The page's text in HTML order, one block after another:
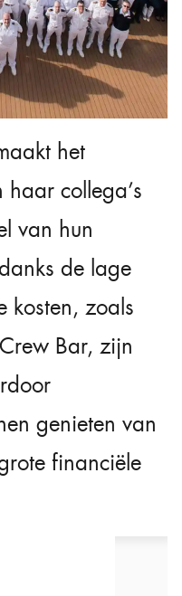
het
collega’s
van hun
de lage
kosten, zoals
Bar, zijn
genieten van
financiële